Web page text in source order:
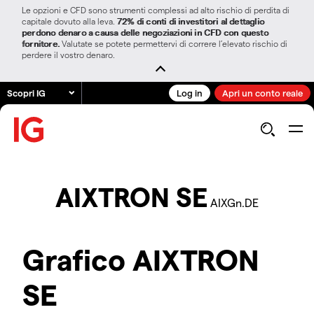
Le opzioni e CFD sono strumenti complessi ad alto rischio di perdita di
capitale dovuto alla leva. 72% di conti di investitori al dettaglio
perdono denaro a causa delle negoziazioni in CFD con questo
fornitore. Valutate se potete permettervi di correre l’elevato rischio di
perdere il vostro denaro.
Scopri IG Log in Apri un conto reale
AIXTRON SE AIXGn.DE
Grafico AIXTRON
SE